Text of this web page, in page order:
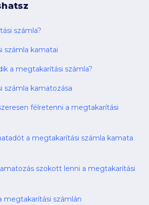
számla?
számla kamatai
a megtakarítási számla?
számla kamatozása
félretenni a megtakarítási
a megtakarítási számla kamata
szokott lenni a megtakarítási
megtakarítási számlán